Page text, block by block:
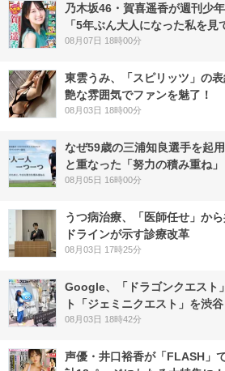
乃木坂46・賀喜遥香が週刊少
「5年ぶん大人になった私を見
08月07日 18時00分
東雲うみ、「スピリッツ」の
艶な雰囲気でファンを魅了！
08月03日 18時00分
なぜ59歳の三浦知良選手を起
と重なった「努力の積み重ね」
08月05日 16時00分
うつ病治療、「医師任せ」か
ドラインが示す診療改革
08月03日 17時25分
Google、「ドラゴンクエスト
ト「ジェミニクエスト」を渋
08月03日 18時42分
声優・井口裕香が「FLASH」